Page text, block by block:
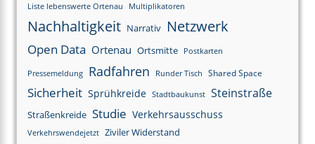
Liste lebenswerte Ortenau Multiplikatoren
Nachhaltigkeit Narrativ Netzwerk
Open Data Ortenau Ortsmitte Postkarten
Pressemeldung Radfahren Runder Tisch Shared Space
Sicherheit Sprühkreide Stadtbaukunst Steinstraße
Straßenkreide Studie Verkehrsausschuss
Verkehrswendejetzt Ziviler Widerstand